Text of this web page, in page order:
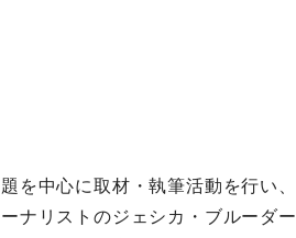
を中心に取材・執筆活動 を行い、
ナリストのジェシカ・ブルーダー